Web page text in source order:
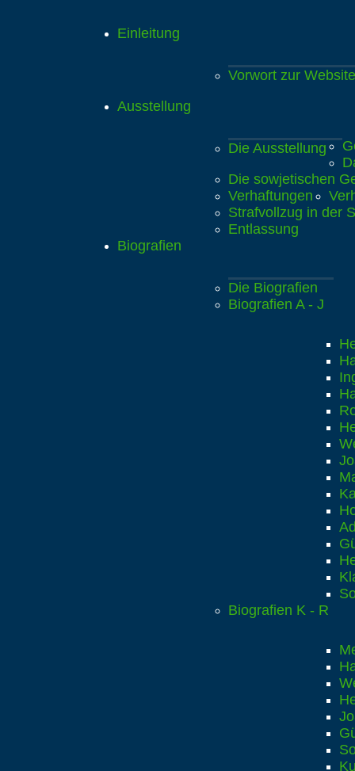
Einleitung
Vorwort zur Website
Ausstellung
Die Ausstellung
Die sowjetischen
Verhaftungen
Strafvollzug in der
Entlassung
Biografien
Die Biografien
Biografien A - J
Biografien K - R